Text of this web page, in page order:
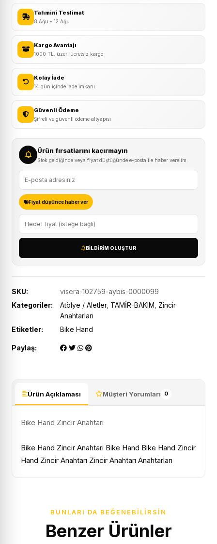
Anahtarı
YC-
329
adet
Tahmini Teslimat
8 Ağu - 12 Ağu
Kargo Avantajı
1000 TL. üzeri ücretsiz kargo
Kolay İade
14 gün içinde iade imkanı
Güvenli Ödeme
Şifreli ve güvenli ödeme altyapısı
Ürün fırsatlarını kaçırmayın
Stok geldiğinde veya fiyat düştüğünde e-posta ile haber verelim.
Fiyat düşünce haber ver
BILDIRIM OLUŞTUR
SKU:
visera-102759-aybis-0000099
Kategoriler:
Atölye / Aletler, TAMİR-BAKIM Zincir
Anahtarları
Etiketler:
Bike Hand
Paylaş:
Ürün Açıklaması Müşteri Yorumları 0
Bike Hand Zincir Anahtarı
Bike Hand Zincir Anahtarı Bike Hand Bike Hand Zincir
Hand Zincir Anahtarı Zincir Anahtarı Anahtarları
BUNLARI DA BEĞENEBILIRSIN
Benzer Ürünler